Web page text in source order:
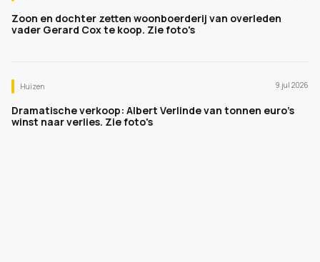
Zoon en dochter zetten woonboerderij van overleden
vader Gerard Cox te koop. Zie foto's
Huizen 9 jul 2026
Dramatische verkoop: Albert Verlinde van tonnen euro's
winst naar verlies. Zie foto's